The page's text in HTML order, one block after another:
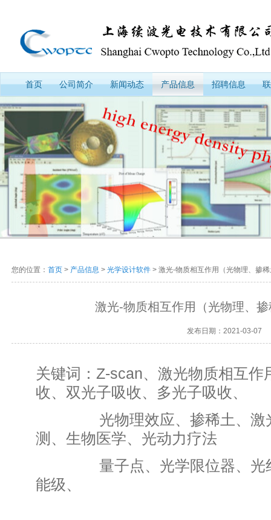
首页 公司简介 新闻动态 产品信息 招聘信息
您的位置： 首页 > 产品信息 > 光学设计软件 > 激光-物质相互作用（光物理、掺
激光-物质相互作用（光物理、
发布日期：2021-03-07
关键词：Z-scan、激光物质相互作
收、双光子吸收、多光子吸收、
光物理效应、掺稀土、激光
测、生物医学、光动力疗法
量子点、光学限位器、光纤
能级、